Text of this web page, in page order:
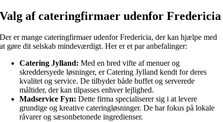
Valg af cateringfirmaer udenfor Fredericia
Der er mange cateringfirmaer udenfor Fredericia, der kan hjælpe med
at gøre dit selskab mindeværdigt. Her er et par anbefalinger:
Catering Jylland: Med en bred vifte af menuer og
skreddersyede løsninger, er Catering Jylland kendt for deres
kvalitet og service. De tilbyder både buffet og serverede
måltider, der kan tilpasses enhver lejlighed.
Madservice Fyn: Dette firma specialiserer sig i at levere
grundige og kreative cateringløsninger. De har fokus på lokale
råvarer og sæsonbetonede ingredienser.